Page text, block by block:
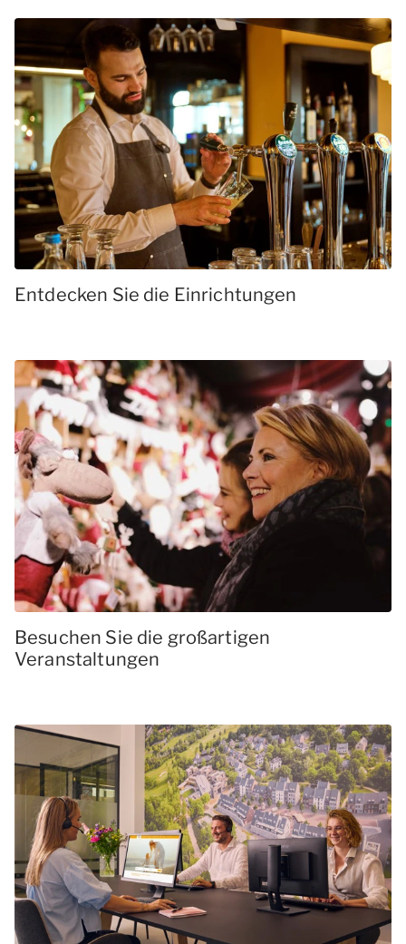
Entdecken Sie die Einrichtungen
Besuchen Sie die großartigen
Veranstaltungen